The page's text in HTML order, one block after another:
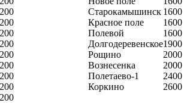
Старокамышинск 1600
Красное поле
1600
Полевой
1600
Долгодеревенское1900
Рощино
2000
Вознесенка
2000
Полетаево-1
2400
Коркино
2600